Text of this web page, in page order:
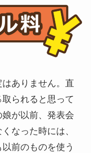
ありません。直
られると思って
が以前、発表会
なった時には、
前のものを使う